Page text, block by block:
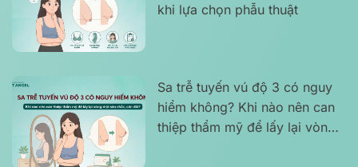
khi lựa chọn phẫu thuật
Sa trễ tuyến vú độ 3 có nguy
hiểm không? Khi nào nên can
thiệp thẩm mỹ để lấy lại vòng